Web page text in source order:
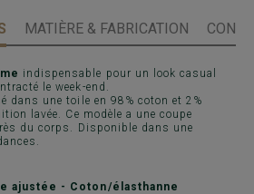
MATIÈRE & FABRICATION
indispensable pour un look casual
le week-end.
dans une toile en 98% coton et 2%
lavée. Ce modèle a une coupe
du corps. Disponible dans une
ajustée - Coton/élasthanne